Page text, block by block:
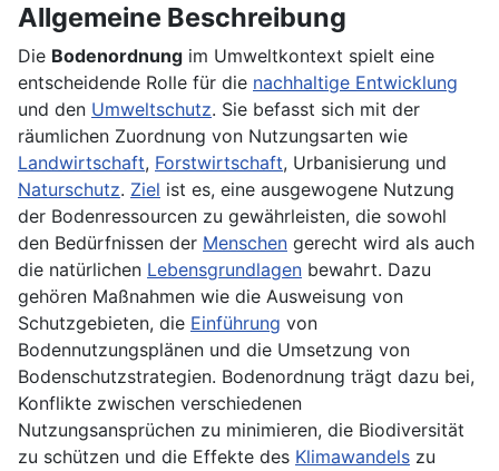
Allgemeine Beschreibung
Die Bodenordnung im Umweltkontext spielt eine
entscheidende Rolle für die nachhaltige Entwicklung
und den Umweltschutz. Sie befasst sich mit der
räumlichen Zuordnung von Nutzungsarten wie
Landwirtschaft, Forstwirtschaft, Urbanisierung und
Naturschutz. Ziel ist es, eine ausgewogene Nutzung
der Bodenressourcen zu gewährleisten, die sowohl
den Bedürfnissen der Menschen gerecht wird als auch
die natürlichen Lebensgrundlagen bewahrt. Dazu
gehören Maßnahmen wie die Ausweisung von
Schutzgebieten, die Einführung von
Bodennutzungsplänen und die Umsetzung von
Bodenschutzstrategien. Bodenordnung trägt dazu bei,
Konflikte zwischen verschiedenen
Nutzungsansprüchen zu minimieren, die Biodiversität
zu schützen und die Effekte des Klimawandels zu